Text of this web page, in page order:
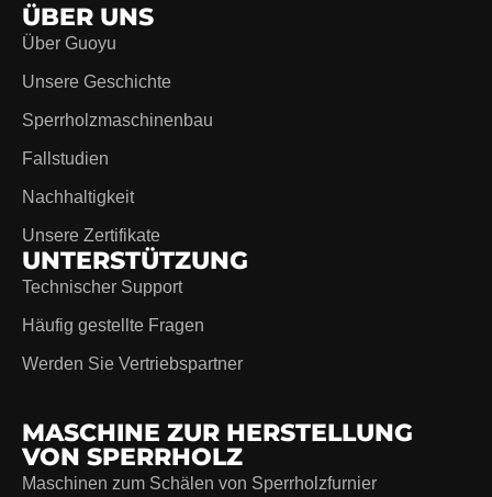
ÜBER UNS
Über Guoyu
Unsere Geschichte
Sperrholzmaschinenbau
Fallstudien
Nachhaltigkeit
Unsere Zertifikate
UNTERSTÜTZUNG
Technischer Support
Häufig gestellte Fragen
Werden Sie Vertriebspartner
MASCHINE ZUR HERSTELLUNG
VON SPERRHOLZ
Maschinen zum Schälen von Sperrholzfurnier